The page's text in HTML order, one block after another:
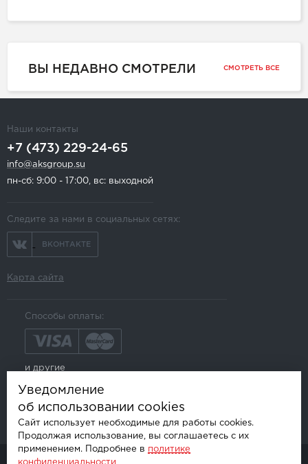
ВЫ НЕДАВНО СМОТРЕЛИ СМОТРЕТЬ ВСЕ
Наши контакты
+7 (473) 229-24-65
info@aksgroup.su
пн-сб: 9:00 - 17:00, вс: выходной
Следите за нами в социальных сетях:
ВКОНТАКТЕ
Карта сайта
Способы оплаты:
и другие
Уведомление
об использовании cookies
Сайт использует необходимые для работы cookies.
Продолжая использование, вы соглашаетесь с их
применением. Подробнее в политике
конфиденциальности